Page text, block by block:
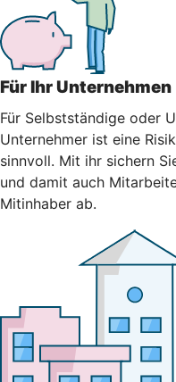
Für Ihr Unternehmen
Für Selbstständige oder
Unternehmer ist eine
sinnvoll. Mit ihr sichern
und damit auch
Mitinhaber ab.